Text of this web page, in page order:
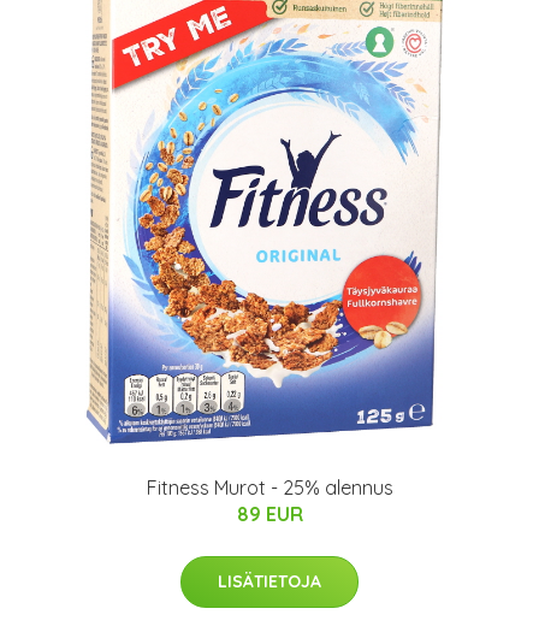
Fitness Murot - 25% alennus
89 EUR
LISÄTIETOJA